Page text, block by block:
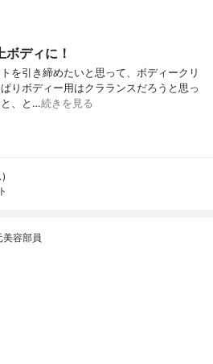
ディに！
を引き締めたいと思って、ボディークリ
りボディー用はクラランスだろうと思っ
と、と…続きを見る
美容部員